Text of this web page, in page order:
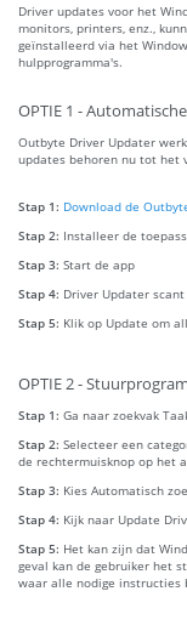
Driver updates voor het
monitors, printers, enz.,
geïnstalleerd via het
hulpprogramma's.
OPTIE 1 -
Outbyte Driver Updater
updates behoren nu tot het
Stap 1: Download de
Stap 2: Installeer de
Stap 3: Start de app
Stap 4: Driver Updater
Stap 5: Klik op Update om
OPTIE 2 -
Stap 1: Ga naar zoekvak
Stap 2: Selecteer een
de rechtermuisknop op het
Stap 3: Kies Automatisch
Stap 4: Kijk naar Update
Stap 5: Het kan zijn dat
geval kan de gebruiker het
waar alle nodige instructies